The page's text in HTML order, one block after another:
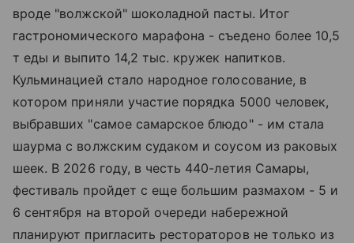
вроде "волжской" шоколадной пасты. Итог
гастрономического марафона - съедено более 10,5
т еды и выпито 14,2 тыс. кружек напитков.
Кульминацией стало народное голосование, в
котором приняли участие порядка 5000 человек,
выбравших "самое самарское блюдо" - им стала
шаурма с волжским судаком и соусом из раковых
шеек. В 2026 году, в честь 440-летия Самары,
фестиваль пройдет с еще большим размахом - 5 и
6 сентября на второй очереди набережной
планируют пригласить рестораторов не только из